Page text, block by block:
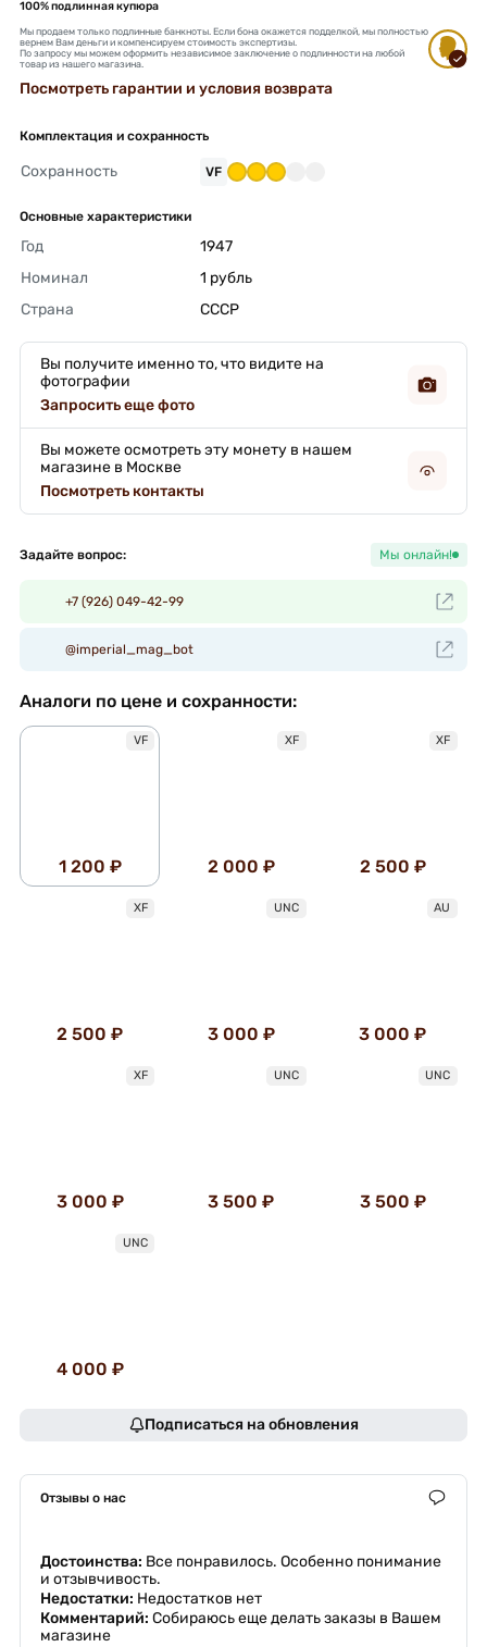
100% подлинная купюра
Мы продаем только подлинные банкноты. Если бона окажется подделкой, мы полностью
вернем Вам деньги и компенсируем стоимость экспертизы.
По запросу мы можем оформить независимое заключение о подлинности на любой
товар из нашего магазина.
Посмотреть гарантии и условия возврата
Комплектация и сохранность
Сохранность VF
Основные характеристики
Год
1947
Номинал
1 рубль
Страна
СССР
Вы получите именно то, что видите на
фотографии
Запросить еще фото
Вы можете осмотреть эту монету в нашем
магазине в Москве
Посмотреть контакты
Задайте вопрос: Мы онлайн!
+7 (926) 049-42-99
@imperial_mag_bot
Аналоги по цене и сохранности:
VF
1 200 ₽
XF
2 000 ₽
XF
2 500 ₽
XF
2 500 ₽
UNC
3 000 ₽
AU
3 000 ₽
XF
3 000 ₽
UNC
3 500 ₽
UNC
3 500 ₽
UNC
4 000 ₽
Подписаться на обновления
Отзывы о нас
Достоинства: Все понравилось. Особенно понимание
и отзывчивость.
Недостатки: Недостатков нет
Комментарий: Собираюсь еще делать заказы в Вашем
магазине